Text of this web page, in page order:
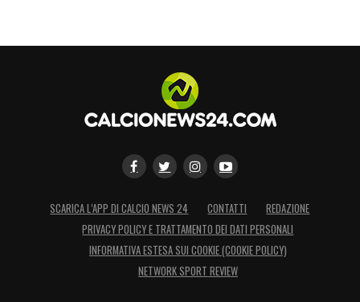
SCARICA L’APP DI CALCIO NEWS 24 CONTATTI
REDAZIONE
PRIVACY POLICY E TRATTAMENTO DEI DATI PERSONALI
INFORMATIVA ESTESA SUI COOKIE (COOKIE POLICY)
NETWORK SPORT REVIEW